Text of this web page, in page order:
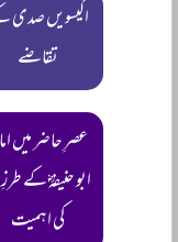
اکیسویں صدی
تقاضے
عصرِ حاضر میں
ابو حنیفہؓ کے
کی اہمیت